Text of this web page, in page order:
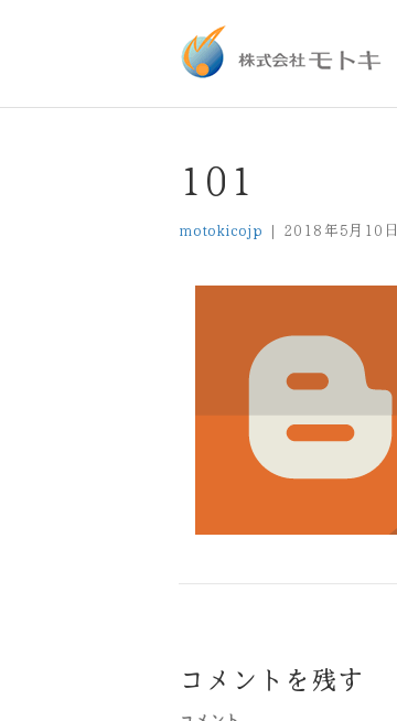
101
motokicojp | 2018年5月10日
コメントを残す